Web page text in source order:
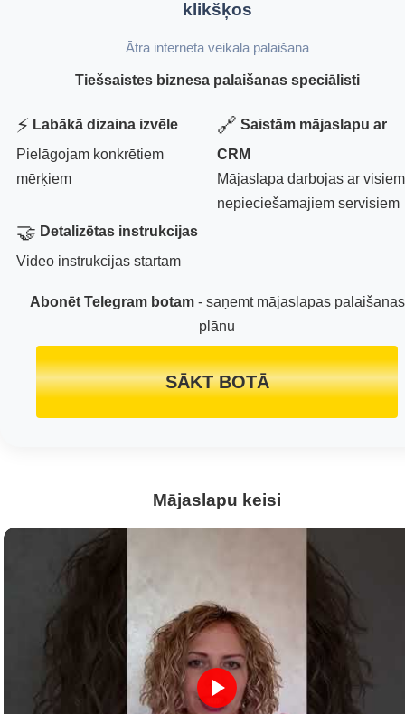
klikšķos
Ātra interneta veikala palaišana
Tiešsaistes biznesa palaišanas speciālisti
⚡ Labākā dizaina izvēle
Pielāgojam konkrētiem
mērķiem
🔗 Saistām mājaslapu ar
CRM
Mājaslapa darbojas ar visiem
nepieciešamajiem servisiem
🤝 Detalizētas instrukcijas
Video instrukcijas startam
Abonēt Telegram botam- saņemt mājaslapas palaišanas
plānu
SĀKT BOTĀ
Mājaslapu keisi